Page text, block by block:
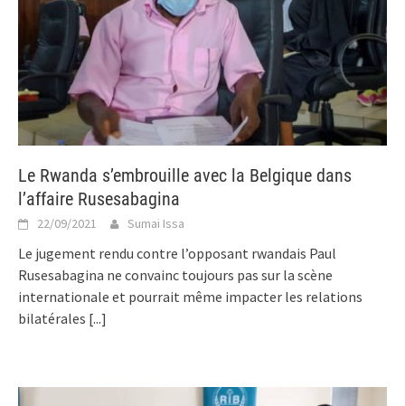
Le Rwanda s’embrouille avec la Belgique dans
l’affaire Rusesabagina
22/09/2021 Sumai Issa
Le jugement rendu contre l’opposant rwandais Paul
Rusesabagina ne convainc toujours pas sur la scène
internationale et pourrait même impacter les relations
bilatérales [...]